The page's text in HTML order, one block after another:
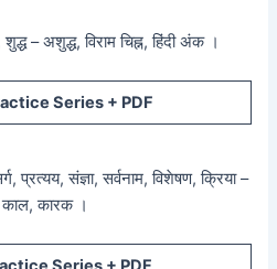
– अशुद्ध, विराम चिह्न, हिंदी अंक ।
Series + PDF
प्रत्यय, संज्ञा, सर्वनाम, विशेषण, क्रिया –
काल, कारक ।